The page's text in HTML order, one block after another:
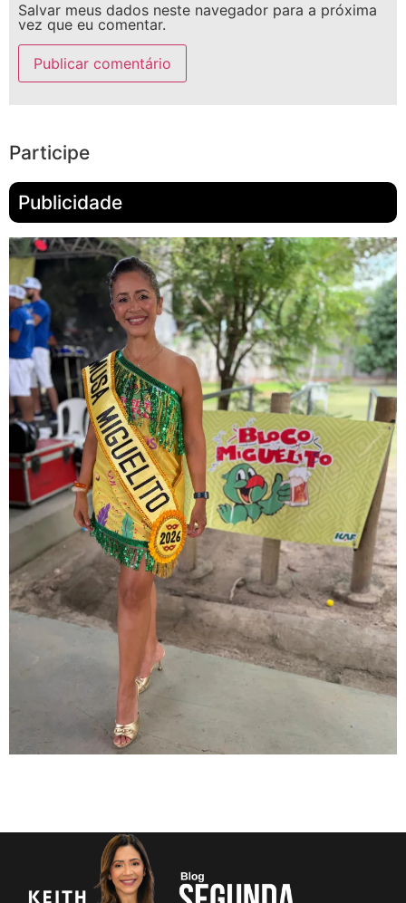
Salvar meus dados neste navegador para a próxima
vez que eu comentar.
Participe
Publicidade